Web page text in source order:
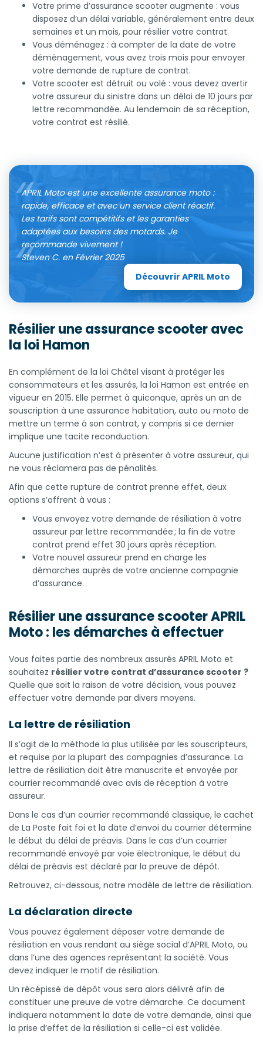
Votre prime d’assurance scooter augmente : vous
disposez d’un délai variable, généralement entre deux
semaines et un mois, pour résilier votre contrat.
Vous déménagez : à compter de la date de votre
déménagement, vous avez trois mois pour envoyer
votre demande de rupture de contrat.
Votre scooter est détruit ou volé : vous devez avertir
votre assureur du sinistre dans un délai de 10 jours par
lettre recommandée. Au lendemain de sa réception,
votre contrat est résilié.
APRIL Moto est une excellente assurance moto :
rapide, efficace et avec un service client réactif.
Les tarifs sont compétitifs et les garanties
adaptées aux besoins des motards. Je
recommande vivement !
Steven C. en Février 2025
Découvrir APRIL Moto
Résilier une assurance scooter avec
la loi Hamon
En complément de la loi Châtel visant à protéger les
consommateurs et les assurés, la loi Hamon est entrée en
vigueur en 2015. Elle permet à quiconque, après un an de
souscription à une assurance habitation, auto ou moto de
mettre un terme à son contrat, y compris si ce dernier
implique une tacite reconduction.
Aucune justification n’est à présenter à votre assureur, qui
ne vous réclamera pas de pénalités.
Afin que cette rupture de contrat prenne effet, deux
options s’offrent à vous :
Vous envoyez votre demande de résiliation à votre
assureur par lettre recommandée ; la fin de votre
contrat prend effet 30 jours après réception.
Votre nouvel assureur prend en charge les
démarches auprès de votre ancienne compagnie
d’assurance.
Résilier une assurance scooter APRIL
Moto : les démarches à effectuer
Vous faites partie des nombreux assurés APRIL Moto et
souhaitez résilier votre contrat d’assurance scooter ?
Quelle que soit la raison de votre décision, vous pouvez
effectuer votre demande par divers moyens.
La lettre de résiliation
Il s’agit de la méthode la plus utilisée par les souscripteurs,
et requise par la plupart des compagnies d’assurance. La
lettre de résiliation doit être manuscrite et envoyée par
courrier recommandé avec avis de réception à votre
assureur.
Dans le cas d’un courrier recommandé classique, le cachet
de La Poste fait foi et la date d’envoi du courrier détermine
le début du délai de préavis. Dans le cas d’un courrier
recommandé envoyé par voie électronique, le début du
délai de préavis est déclaré par la preuve de dépôt.
Retrouvez, ci-dessous, notre modèle de lettre de résiliation.
La déclaration directe
Vous pouvez également déposer votre demande de
résiliation en vous rendant au siège social d’APRIL Moto, ou
dans l’une des agences représentant la société. Vous
devez indiquer le motif de résiliation.
Un récépissé de dépôt vous sera alors délivré afin de
constituer une preuve de votre démarche. Ce document
indiquera notamment la date de votre demande, ainsi que
la prise d’effet de la résiliation si celle-ci est validée.